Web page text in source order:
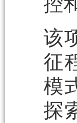
该
征
模
探